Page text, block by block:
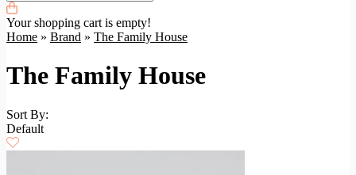
Your shopping cart is empty!
Home » Brand » The Family House
The Family House
Sort By:
Default